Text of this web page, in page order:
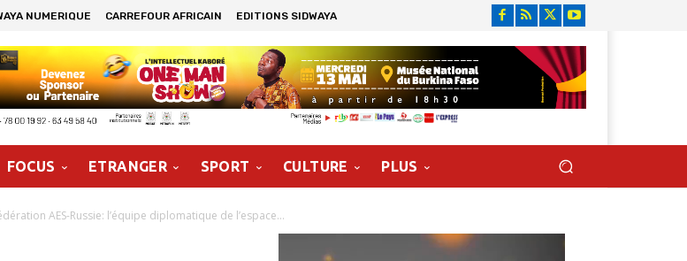
NUMERIQUE CARREFOUR AFRICAIN EDITIONS SIDWAYA
FOCUS ETRANGER SPORT CULTURE PLUS
AES-Russie: l’équipe diplomatique de l’espace...